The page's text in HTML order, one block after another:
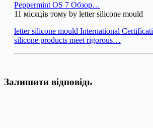
Peppermint OS 7 Обзор…
11 місяців тому by letter silicone mould
letter silicone mould International
silicone products meet rigorous…
Залишити відповідь